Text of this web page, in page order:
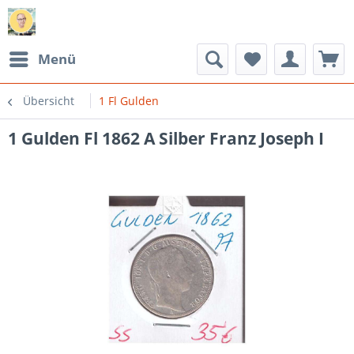
Menü
Übersicht 1 Fl Gulden
1 Gulden Fl 1862 A Silber Franz Joseph I